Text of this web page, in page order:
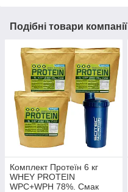
Подібні товари компанії
Комплект Протеїн 6 кг
WHEY PROTEIN
WPC+WPH 78%. Смак